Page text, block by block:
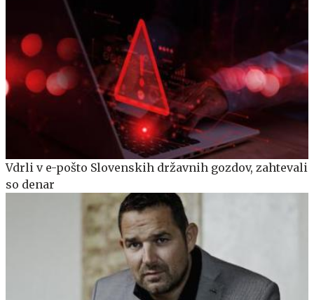
Vdrli v e-pošto Slovenskih državnih gozdov, zahtevali
so denar